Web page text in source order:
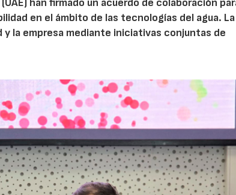
han firmado un acuerdo de colaboración
en el ámbito de las tecnologías del agua. La
la empresa mediante iniciativas conjuntas de